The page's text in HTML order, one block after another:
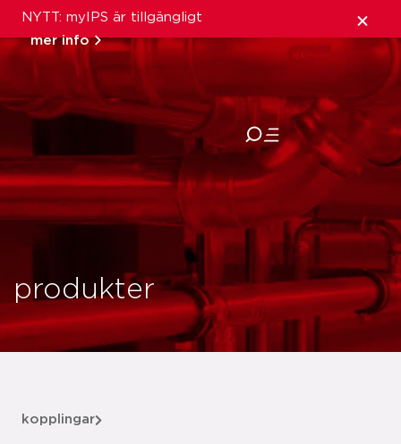
NYTT: myIPS är tillgängligt
mer info
stäng
produkter
kopplingar